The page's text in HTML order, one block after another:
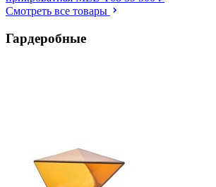
Смотреть все товары
Гардеробные